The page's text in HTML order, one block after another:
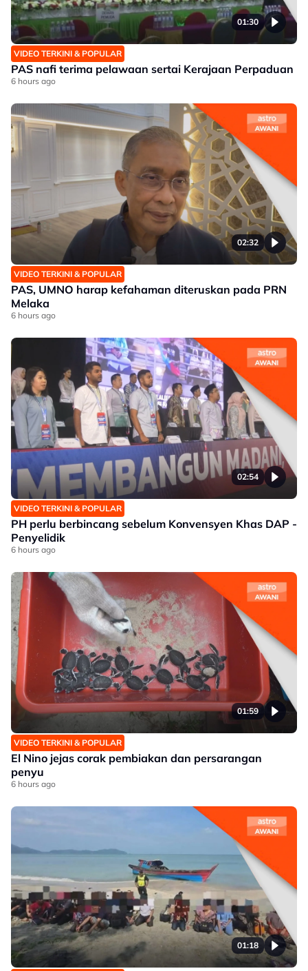
01:30
VIDEO TERKINI & POPULAR
PAS nafi terima pelawaan sertai Kerajaan Perpaduan
6 hours ago
02:32
VIDEO TERKINI & POPULAR
PAS, UMNO harap kefahaman diteruskan pada PRN
Melaka
6 hours ago
02:54
VIDEO TERKINI & POPULAR
PH perlu berbincang sebelum Konvensyen Khas DAP -
Penyelidik
6 hours ago
01:59
VIDEO TERKINI & POPULAR
El Nino jejas corak pembiakan dan persarangan
penyu
6 hours ago
01:18